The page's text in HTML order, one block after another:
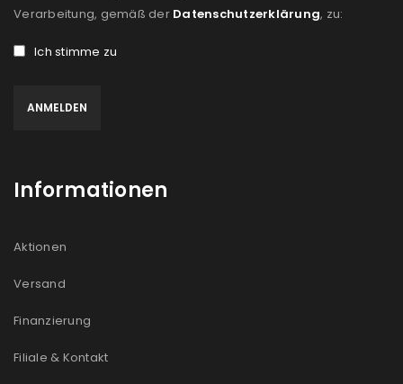
Verarbeitung, gemäß der Datenschutzerklärung, zu:
Ich stimme zu
Informationen
Aktionen
Versand
Finanzierung
Filiale & Kontakt